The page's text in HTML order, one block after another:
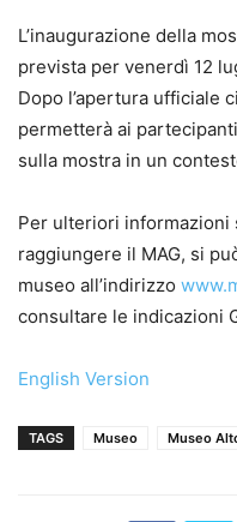
L’inaugurazione della
prevista per venerdì 12
Dopo l’apertura ufficiale
permetterà ai
sulla mostra in un
Per ulteriori informazioni
raggiungere il MAG, si
museo all’indirizzo
consultare le indicazioni
English Version
TAGS Museo Museo